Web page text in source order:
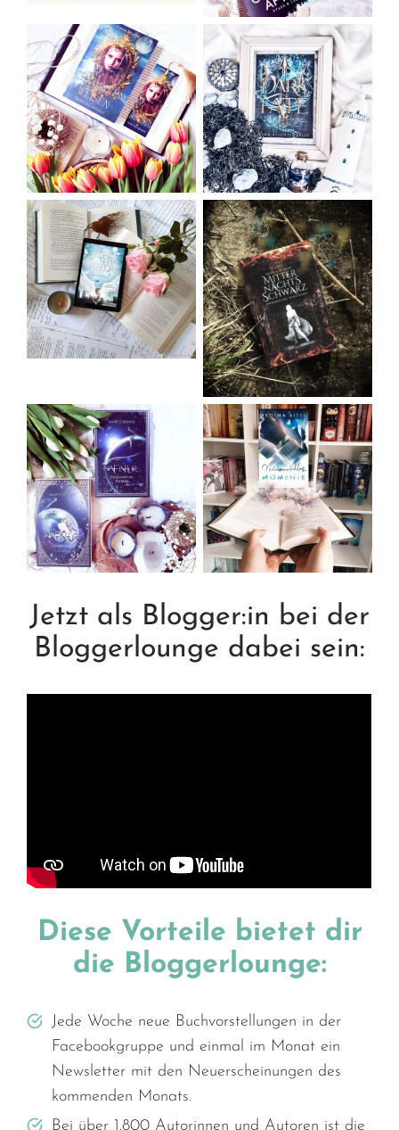
Jetzt als Blogger:in bei der
Bloggerlounge dabei sein:
Diese Vorteile bietet dir
die Bloggerlounge:
Jede Woche neue Buchvorstellungen in der
Facebookgruppe und einmal im Monat ein
Newsletter mit den Neuerscheinungen des
kommenden Monats.
Bei über 1.800 Autorinnen und Autoren ist die